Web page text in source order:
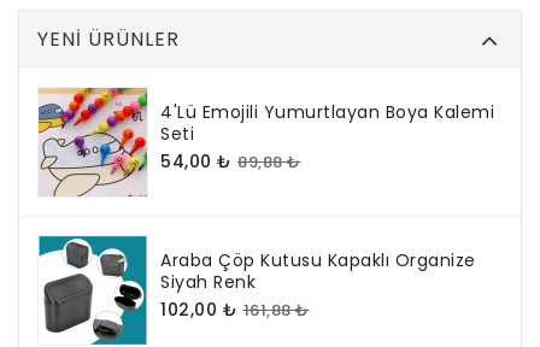
YENI ÜRÜNLER
4'lü Emojili Yumurtlayan Boya Kalemi
Seti
54,00 ₺ 89,88 ₺
Araba Çöp Kutusu Kapaklı Organize
Siyah Renk
102,00 ₺ 161,88 ₺